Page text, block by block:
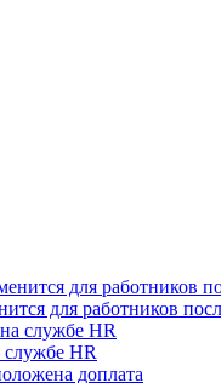
для работников
HR